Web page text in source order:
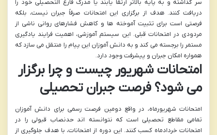
سر گذاشته و به پایه بالاتر ارتقا یابند یا مدرک فارغ التحصیلی خود را
دریافت کنند. هدف از برگزاری این امتحانات صرفاً جبران نیست، بلکه
فرصتی است برای تثبیت آموخته ها و کاهش فشارهای روانی ناشی از
مردودی در امتحانات قبلی. این سیستم آموزشی، اهمیت فرایند یادگیری
مستمر را برجسته می کند و به دانش آموزان این پیام را منتقل می سازد که
همواره امکان جبران و پیشرفت وجود دارد.
امتحانات شهریور چیست و چرا برگزار
می شود؟ فرصت جبران تحصیلی
امتحانات شهریورماه، در واقع دومین فرصت رسمی برای دانش آموزان
تمامی مقاطع تحصیلی است که نتوانسته اند حدنصاب قبولی را در
امتحانات خردادماه کسب کنند. این دوره از امتحانات، با هدف جلوگیری از